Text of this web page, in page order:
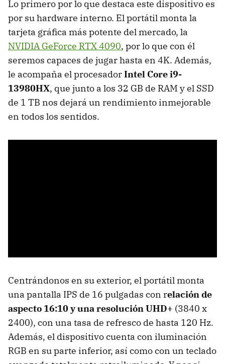
Lo primero por lo que destaca este dispositivo es
por su hardware interno. El portátil monta la
tarjeta gráfica más potente del mercado, la
NVIDIA GeForce RTX 4090, por lo que con él
seremos capaces de jugar hasta en 4K. Además,
le acompaña el procesadorIntel Core i9-
13980HX, que junto a los 32 GB de RAM y el SSD
de 1 TB nos dejará un rendimiento inmejorable
en todos los sentidos.
Centrándonos en su exterior, el portátil monta
una pantalla IPS de 16 pulgadas con relación de
aspecto 16:10 y una resolución UHD+ (3840 x
2400), con una tasa de refresco de hasta 120 Hz.
Además, el dispositivo cuenta con iluminación
RGB en su parte inferior, así como con un teclado